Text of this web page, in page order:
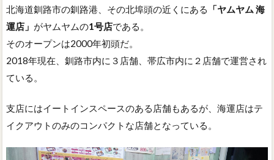
北海道釧路市の釧路港、その北埠頭の近くにある
「ヤムヤム 海
運店」 がヤムヤムの1号店である。
そのオープンは2000年初頭だ。
2018年現在、釧路市内に３店舗、帯広市内に２店舗で運営され
ている。
支店にはイートインスペースのある店舗もあるが、海運店はテ
イクアウトのみのコンパクトな店舗となっている。